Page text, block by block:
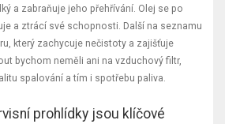
a zabraňuje jeho přehřívání. Olej se po
a ztrácí své schopnosti. Další na seznamu
který zachycuje nečistoty a zajišťuje
bychom neměli ani na vzduchový filtr,
spalování a tím i spotřebu paliva.
prohlídky jsou klíčové